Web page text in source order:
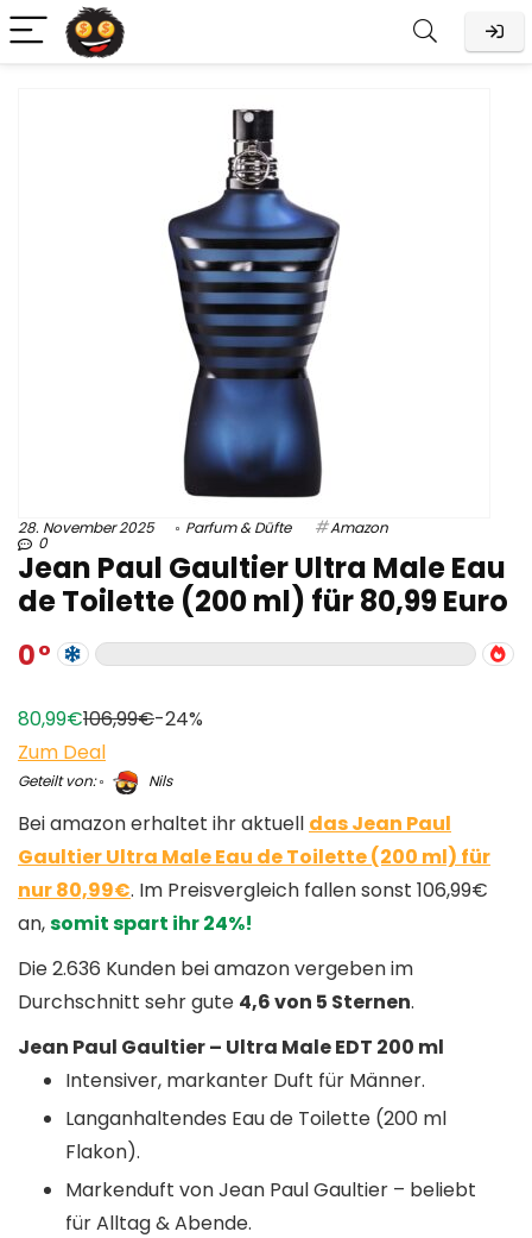
28. November 2025 Parfum & Düfte Amazon
0
Jean Paul Gaultier Ultra Male Eau
de Toilette (200 ml) für 80,99 Euro
0
80,99€106,99€-24%
Zum Deal
Geteilt von: Nils
Bei amazon erhaltet ihr aktuell das Jean Paul
Gaultier Ultra Male Eau de Toilette (200 ml) für
nur 80,99€. Im Preisvergleich fallen sonst 106,99€
an,somit spart ihr 24%!
Die 2.636 Kunden bei amazon vergeben im
Durchschnitt sehr gute 4,6 von 5 Sternen.
Jean Paul Gaultier – Ultra Male EDT 200 ml
Intensiver, markanter Duft für Männer.
Langanhaltendes Eau de Toilette (200 ml
Flakon).
Markenduft von Jean Paul Gaultier – beliebt
für Alltag & Abende.